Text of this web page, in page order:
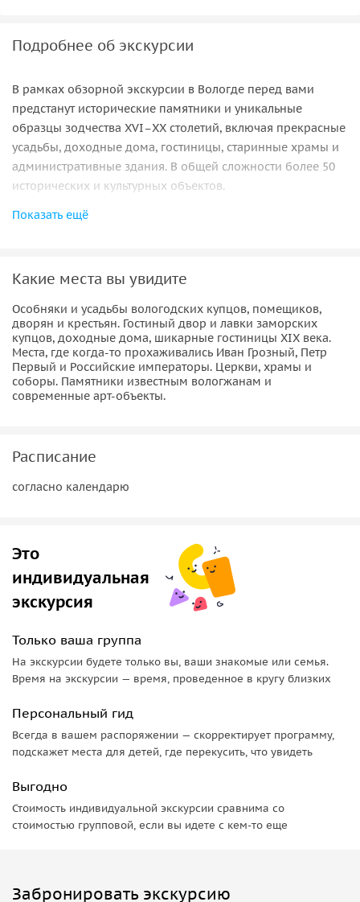
Подробнее об экскурсии
В рамках обзорной экскурсии в Вологде перед вами
предстанут исторические памятники и уникальные
образцы зодчества XVI–XX столетий, включая прекрасные
усадьбы, доходные дома, гостиницы, старинные храмы и
административные здания. В общей сложности более 50
исторических и культурных объектов.
На ознакомительной прогулке вы узнаете:
Европу» до строительства Петербурга;
Грозным, желавшим основать столицу именно здесь;
— какое место носило название «Площадь борьбы со
спекулянтами» и почему;
— где проживал прообраз агента 007;
— предания и увлекательные истории о городе и
Показать ещё
Какие места вы увидите
Особняки и усадьбы вологодских купцов, помещиков,
дворян и крестьян. Гостиный двор и лавки заморских
купцов, доходные дома, шикарные гостиницы XIX века.
Места, где когда-то прохаживались Иван Грозный, Петр
Первый и Российские императоры. Церкви, храмы и
соборы. Памятники известным вологжанам и
современные арт-объекты.
Расписание
согласно календарю
Это
индивидуальная
экскурсия
Только ваша группа
На экскурсии будете только вы, ваши знакомые или семья.
Время на экскурсии — время, проведенное в кругу близких
Персональный гид
Всегда в вашем распоряжении — скорректирует программу,
подскажет места для детей, где перекусить, что увидеть
Выгодно
Стоимость индивидуальной экскурсии сравнима со
стоимостью групповой, если вы идете с кем-то еще
Забронировать экскурсию